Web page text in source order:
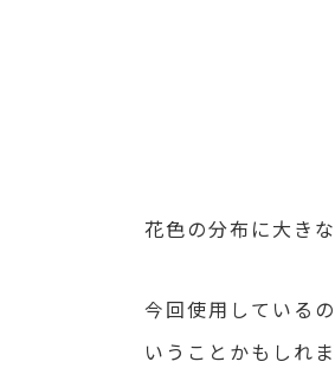
花色の分布に大き
今回使用している
いうことかもしれま